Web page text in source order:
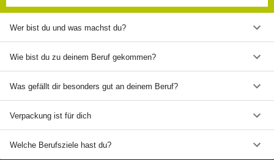
Wer bist du und was machst du?
Wie bist du zu deinem Beruf gekommen?
Was gefällt dir besonders gut an deinem Beruf?
Verpackung ist für dich
Welche Berufsziele hast du?